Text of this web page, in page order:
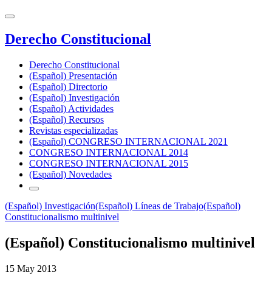
Derecho Constitucional
Derecho Constitucional
(Español) Presentación
(Español) Directorio
(Español) Investigación
(Español) Actividades
(Español) Recursos
Revistas especializadas
(Español) CONGRESO INTERNACIONAL 2021
CONGRESO INTERNACIONAL 2014
CONGRESO INTERNACIONAL 2015
(Español) Novedades
(Español) Investigación(Español) Líneas de Trabajo(Español)
Constitucionalismo multinivel
(Español) Constitucionalismo multinivel
15 May 2013